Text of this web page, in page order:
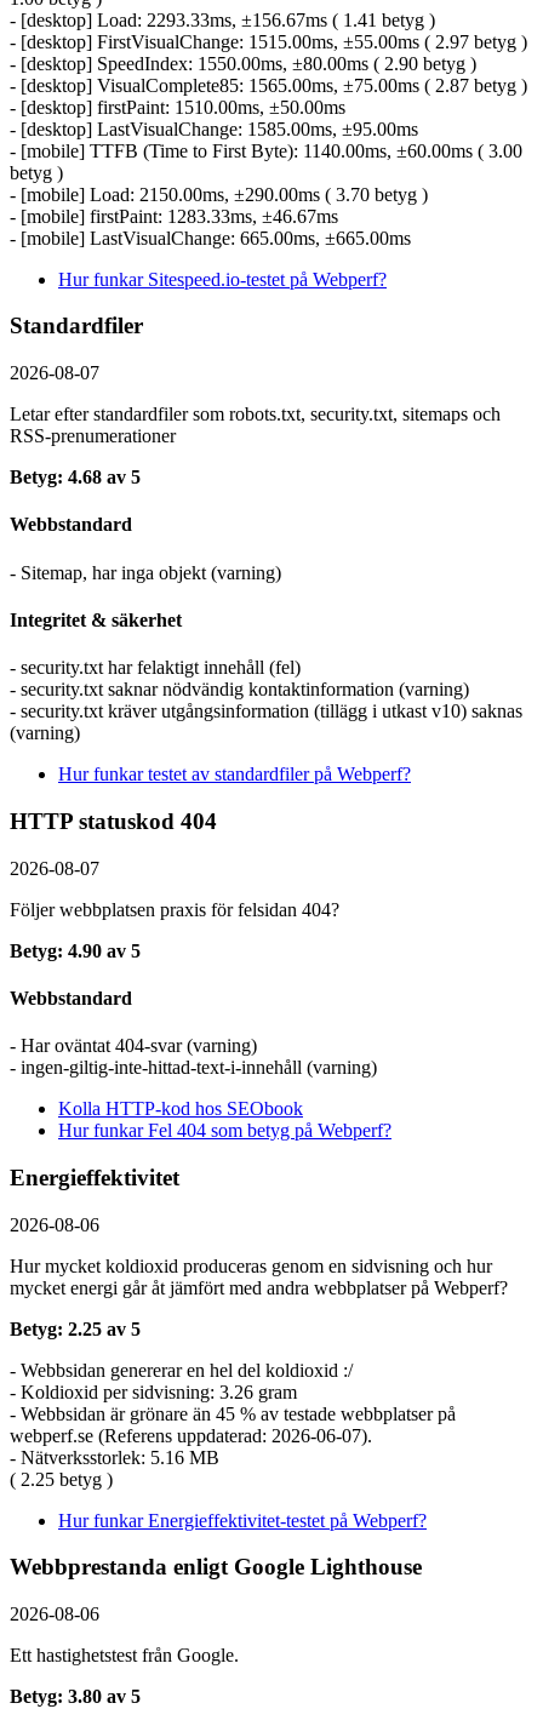
- [desktop] Load: 2293.33ms, ±156.67ms ( 1.41 betyg )
- [desktop] FirstVisualChange: 1515.00ms, ±55.00ms ( 2.97 betyg )
- [desktop] SpeedIndex: 1550.00ms, ±80.00ms ( 2.90 betyg )
- [desktop] VisualComplete85: 1565.00ms, ±75.00ms ( 2.87 betyg )
- [desktop] firstPaint: 1510.00ms, ±50.00ms
- [desktop] LastVisualChange: 1585.00ms, ±95.00ms
- [mobile] TTFB (Time to First Byte): 1140.00ms, ±60.00ms ( 3.00
betyg )
- [mobile] Load: 2150.00ms, ±290.00ms ( 3.70 betyg )
- [mobile] firstPaint: 1283.33ms, ±46.67ms
- [mobile] LastVisualChange: 665.00ms, ±665.00ms
Hur funkar Sitespeed.io-testet på Webperf?
Standardfiler
2026-08-07
Letar efter standardfiler som robots.txt, security.txt, sitemaps och
RSS-prenumerationer
Betyg: 4.68 av 5
Webbstandard
- Sitemap, har inga objekt (varning)
Integritet & säkerhet
- security.txt har felaktigt innehåll (fel)
- security.txt saknar nödvändig kontaktinformation (varning)
- security.txt kräver utgångsinformation (tillägg i utkast v10) saknas
(varning)
Hur funkar testet av standardfiler på Webperf?
HTTP statuskod 404
2026-08-07
Följer webbplatsen praxis för felsidan 404?
Betyg: 4.90 av 5
Webbstandard
- Har oväntat 404-svar (varning)
- ingen-giltig-inte-hittad-text-i-innehåll (varning)
Kolla HTTP-kod hos SEObook
Hur funkar Fel 404 som betyg på Webperf?
Energieffektivitet
2026-08-06
Hur mycket koldioxid produceras genom en sidvisning och hur
mycket energi går åt jämfört med andra webbplatser på Webperf?
Betyg: 2.25 av 5
- Webbsidan genererar en hel del koldioxid :/
- Koldioxid per sidvisning: 3.26 gram
- Webbsidan är grönare än 45 % av testade webbplatser på
webperf.se (Referens uppdaterad: 2026-06-07).
- Nätverksstorlek: 5.16 MB
( 2.25 betyg )
Hur funkar Energieffektivitet-testet på Webperf?
Webbprestanda enligt Google Lighthouse
2026-08-06
Ett hastighetstest från Google.
Betyg: 3.80 av 5